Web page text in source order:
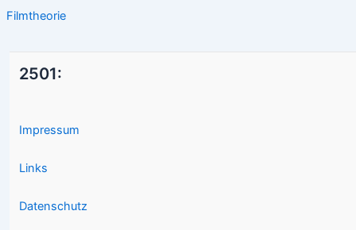
Filmtheorie
2501:
Impressum
Links
Datenschutz